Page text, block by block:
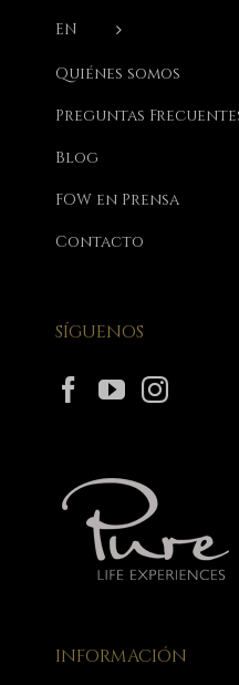
EN
Quiénes somos
Preguntas
Blog
FOW en Prensa
Contacto
SÍGUENOS
INFORMACIÓN